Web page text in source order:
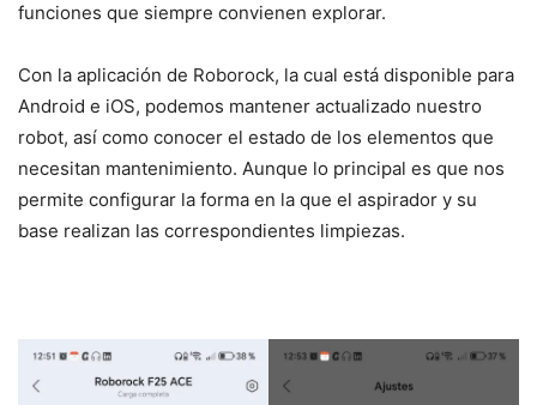
funciones que siempre convienen explorar.
Con la aplicación de Roborock, la cual está disponible para
Android e iOS, podemos mantener actualizado nuestro
robot, así como conocer el estado de los elementos que
necesitan mantenimiento. Aunque lo principal es que nos
permite configurar la forma en la que el aspirador y su
base realizan las correspondientes limpiezas.